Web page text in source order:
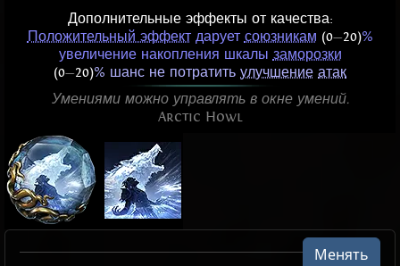
Дополнительные эффекты от качества:
Положительный эффектдарует союзникам (0—20)%
увеличение накопления шкалы заморозки
(0—20)% шанс не потратить улучшение атак
Умениями можно управлять в окне умений.
Arctic Howl
Менять